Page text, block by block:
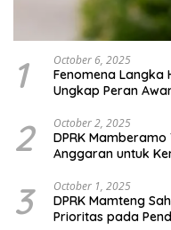
1 October 6, 2025
Fenomena Langka
Ungkap Peran
2 October 2, 2025
DPRK
Anggaran untuk
3 October 1, 2025
DPRK Mamteng
Prioritas pada